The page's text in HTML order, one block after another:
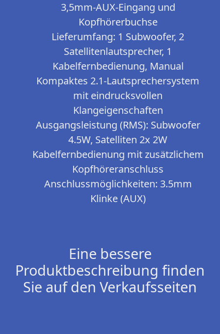
3,5mm-AUX-Eingang und
Kopfhörerbuchse
Lieferumfang: 1 Subwoofer, 2
Satellitenlautsprecher, 1
Kabelfernbedienung, Manual
Kompaktes 2.1-Lautsprechersystem
mit eindrucksvollen
Klangeigenschaften
Ausgangsleistung (RMS): Subwoofer
4.5W, Satelliten 2x 2W
Kabelfernbedienung mit zusätzlichem
Kopfhöreranschluss
Anschlussmöglichkeiten: 3.5mm
Klinke (AUX)
Eine bessere
Produktbeschreibung finden
Sie auf den Verkaufsseiten